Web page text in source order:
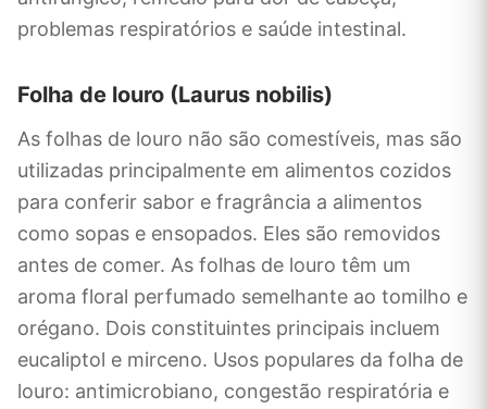
problemas respiratórios e saúde intestinal.
Folha de louro (Laurus nobilis)
As folhas de louro não são comestíveis, mas são
utilizadas principalmente em alimentos cozidos
para conferir sabor e fragrância a alimentos
como sopas e ensopados. Eles são removidos
antes de comer. As folhas de louro têm um
aroma floral perfumado semelhante ao tomilho e
orégano. Dois constituintes principais incluem
eucaliptol e mirceno. Usos populares da folha de
louro: antimicrobiano, congestão respiratória e